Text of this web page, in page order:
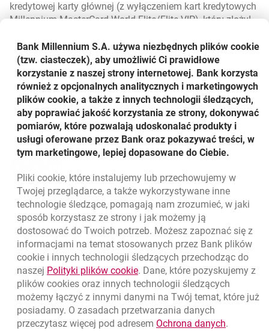
kredytowej karty głównej (z wyłączeniem kart kredytowych
Millennium MasterCard World Elite/Elite VIP), który złożył
do 31 października 2018 r., może korzystać z niej na
promocyjnych warunkach, tj. zostanie zwolniony z opłaty
miesięcznej za jej obsługę w każdym z 12 miesięcy
kalendarzowych, w którym dokonał nią minimum jedną
transakcję bezgotówkową, począwszy od daty wydania
Karty. Regulamin promocji jest dostępny na stronie
www.bankmillennium.pl.
Udostępnij
otwiera się w nowej karcie
otwiera się w nowej karcie
otwiera się w nowej karcie
Powrót do listy
Nawigacja dolna
Zadzwoń do nas
801 331 331
(+48) 22 598 40 40
Migam
Znajdź placówkę lub bankomat otwiera się w nowej karcie
Bank Millennium S.A. używa niezbędnych plików cookie
(tzw. ciasteczek), aby umożliwić Ci prawidłowe
korzystanie z naszej strony internetowej. Bank korzysta
również z opcjonalnych analitycznych i marketingowych
plików cookie, a także z innych technologii śledzących,
aby poprawiać jakość korzystania ze strony, dokonywać
pomiarów, które pozwalają udoskonalać produkty i
usługi oferowane przez Bank oraz pokazywać treści, w
tym marketingowe, lepiej dopasowane do Ciebie.
Pliki cookie, które instalujemy lub przechowujemy w
Twojej przeglądarce, a także wykorzystywane inne
technologie śledzące, pomagają nam zrozumieć, w jaki
sposób korzystasz ze strony i jak możemy ją
dostosować do Twoich potrzeb. Możesz zapoznać się z
informacjami na temat stosowanych przez Bank plików
cookie i innych technologii śledzących przechodząc do
naszej Polityki plików cookielink otwiera się w nowym oknie
. Dane, które pozyskujemy z
plików cookies oraz innych technologii śledzących
możemy łączyć z innymi danymi na Twój temat, które już
posiadamy. O zasadach przetwarzania danych
przeczytasz więcej pod adresem Ochrona danychlink
.